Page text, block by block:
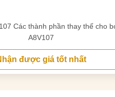
Các thành phần thay thế cho
A8V107
được giá tốt nhất